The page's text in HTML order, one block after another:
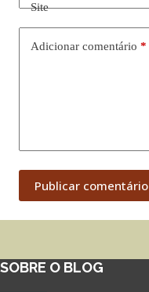
Site
Adicionar comentário *
Publicar comentário
SOBRE O BLOG